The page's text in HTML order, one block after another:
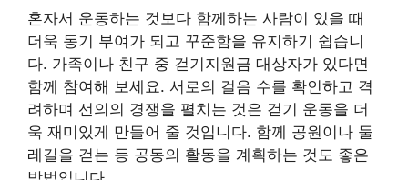
혼자서 운동하는 것보다 함께하는 사람이 있을 때
더욱 동기 부여가 되고 꾸준함을 유지하기 쉽습니
다. 가족이나 친구 중 걷기지원금 대상자가 있다면
함께 참여해 보세요. 서로의 걸음 수를 확인하고 격
려하며 선의의 경쟁을 펼치는 것은 걷기 운동을 더
욱 재미있게 만들어 줄 것입니다. 함께 공원이나 둘
레길을 걷는 등 공동의 활동을 계획하는 것도 좋은